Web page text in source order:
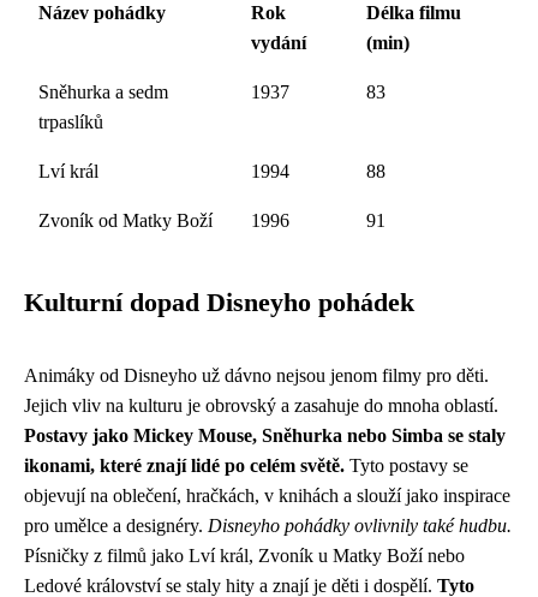
Název pohádky
Rok
vydání
Délka filmu
(min)
Sněhurka a sedm
trpaslíků
1937 83
Lví král 1994 88
Zvoník od Matky Boží 1996 91
Kulturní dopad Disneyho pohádek
Animáky od Disneyho už dávno nejsou jenom filmy pro děti.
Jejich vliv na kulturu je obrovský a zasahuje do mnoha oblastí.
Postavy jako Mickey Mouse, Sněhurka nebo Simba se staly
ikonami, které znají lidé po celém světě. Tyto postavy se
objevují na oblečení, hračkách, v knihách a slouží jako inspirace
pro umělce a designéry. Disneyho pohádky ovlivnily také hudbu.
Písničky z filmů jako Lví král, Zvoník u Matky Boží nebo
Ledové království se staly hity a znají je děti i dospělí. Tyto